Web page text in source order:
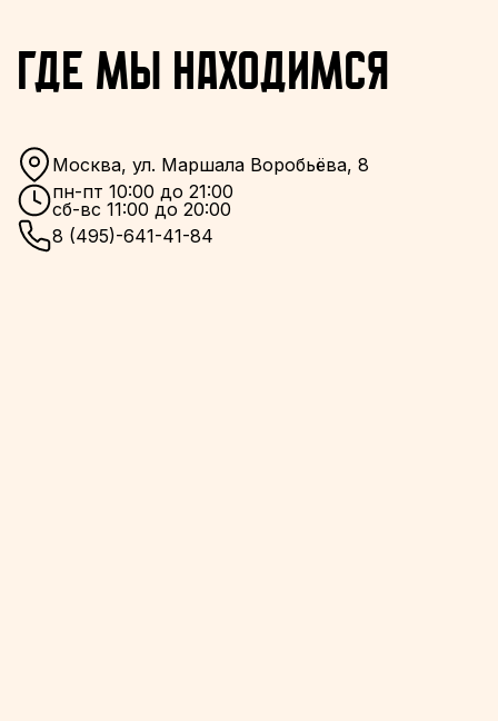
Где мы находимся
Москва, ул. Маршала Воробьёва, 8
пн-пт 10:00 до 21:00
сб-вс 11:00 до 20:00
8 (495)-641-41-84